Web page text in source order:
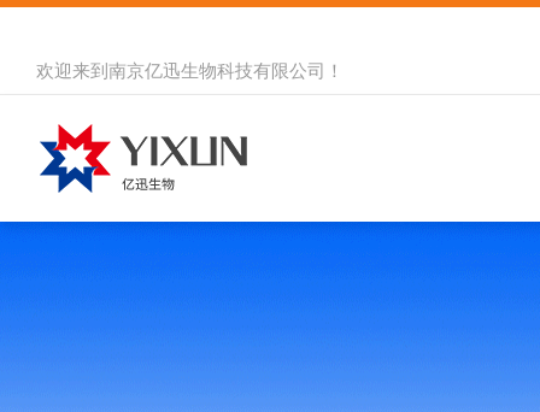
欢迎来到 南京亿迅生物科技有限公司 ！